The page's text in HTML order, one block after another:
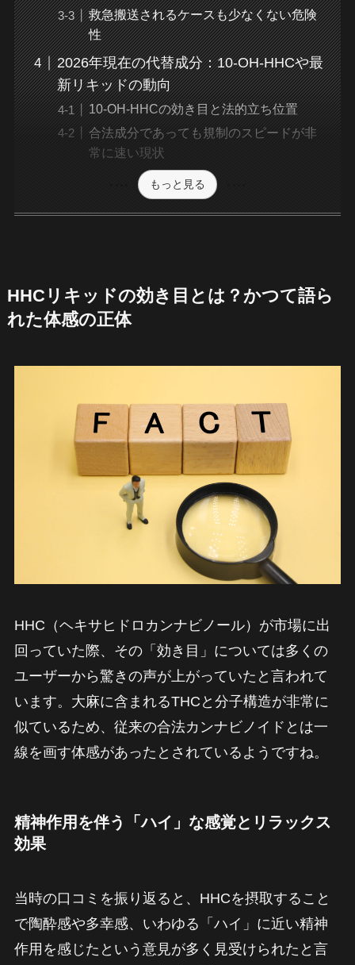
救急搬送されるケースも少なくない危険
性
2026年現在の代替成分：10-OH-HHCや最
新リキッドの動向
10-OH-HHCの効き目と法的立ち位置
合法成分であっても規制のスピードが非
常に速い現状
もっと見る
HHCリキッドの効き目とは？かつて語ら
れた体感の正体
HHC（ヘキサヒドロカンナビノール）が市場に出
回っていた際、その「効き目」については多くの
ユーザーから驚きの声が上がっていたと言われて
います。大麻に含まれるTHCと分子構造が非常に
似ているため、従来の合法カンナビノイドとは一
線を画す体感があったとされているようですね。
精神作用を伴う「ハイ」な感覚とリラックス
効果
当時の口コミを振り返ると、HHCを摂取すること
で陶酔感や多幸感、いわゆる「ハイ」に近い精神
作用を感じたという意見が多く見受けられたと言